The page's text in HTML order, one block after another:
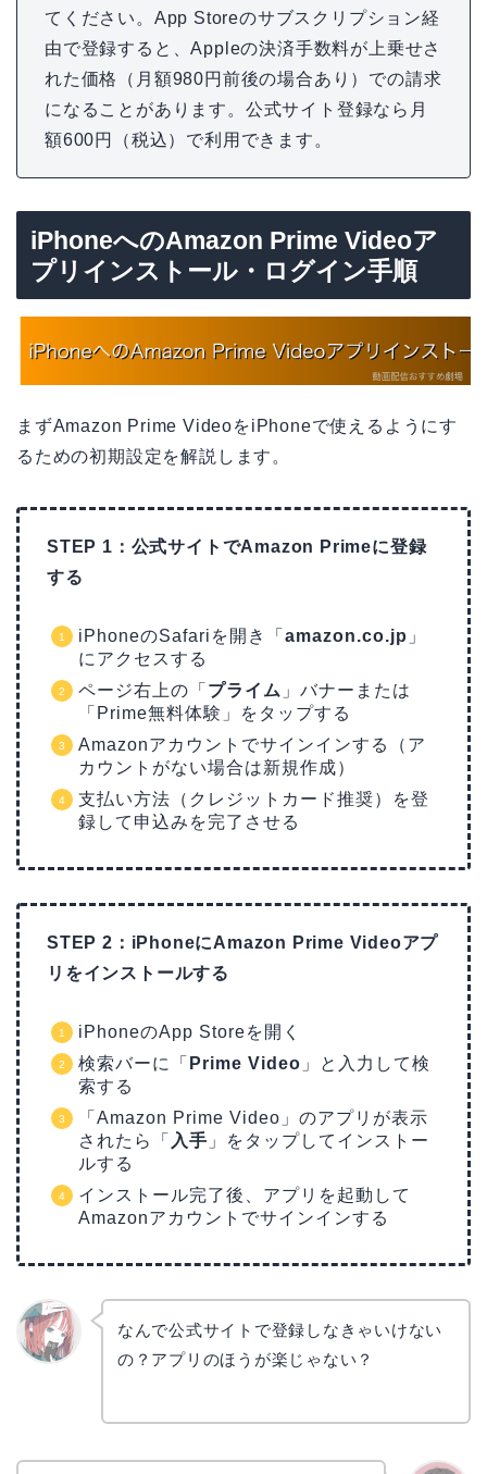
てください。App Storeのサブスクリプション経
由で登録すると、Appleの決済手数料が上乗せさ
れた価格（月額980円前後の場合あり）での請求
になることがあります。公式サイト登録なら月
額600円（税込）で利用できます。
iPhoneへのAmazon Prime Videoア
プリインストール・ログイン手順
まずAmazon Prime VideoをiPhoneで使えるようにす
るための初期設定を解説します。
STEP 1：公式サイトでAmazon Primeに登録
する
iPhoneのSafariを開き「 amazon.co.jp 」
にアクセスする
ページ右上の「 プライム 」バナーまたは
「Prime無料体験」をタップする
Amazonアカウントでサインインする（ア
カウントがない場合は新規作成）
支払い方法（クレジットカード推奨）を登
録して申込みを完了させる
STEP 2：iPhoneにAmazon Prime Videoアプ
リをインストールする
iPhoneのApp Storeを開く
検索バーに「 Prime Video 」と入力して検
索する
「Amazon Prime Video」のアプリが表示
されたら「 入手 」をタップしてインストー
ルする
インストール完了後、アプリを起動して
Amazonアカウントでサインインする
なんで公式サイトで登録しなきゃいけない
の？アプリのほうが楽じゃない？